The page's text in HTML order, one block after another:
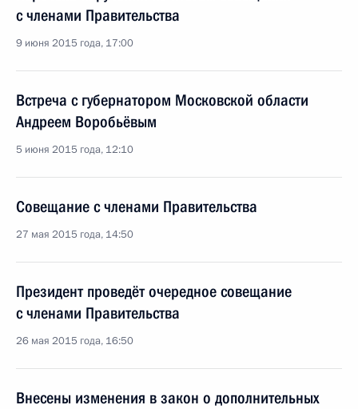
с членами Правительства
9 июня 2015 года, 17:00
Встреча с губернатором Московской области
Андреем Воробьёвым
5 июня 2015 года, 12:10
Совещание с членами Правительства
27 мая 2015 года, 14:50
Президент проведёт очередное совещание
с членами Правительства
26 мая 2015 года, 16:50
Внесены изменения в закон о дополнительных